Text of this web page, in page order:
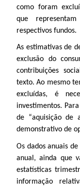
como foram
que
respectivos fundos.
As estimativas de
exclusão do
contribuições
texto. Ao mesmo
excluídas, é
investimentos.
de “aquisição de
demonstrativo de
Os dados anuais
anual, ainda que
estatísticas
informação